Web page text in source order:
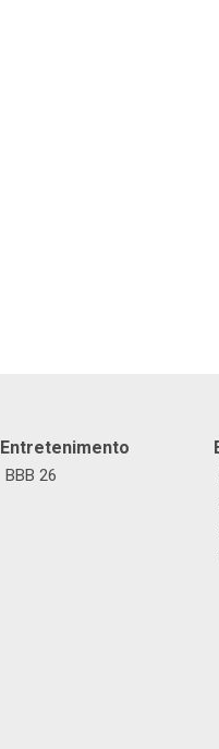
Entretenimento
BBB 26